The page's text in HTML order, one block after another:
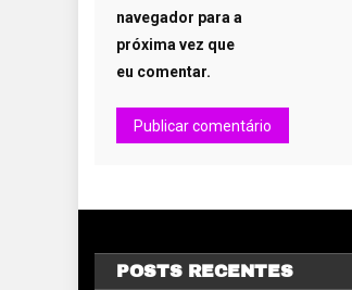
navegador para a
próxima vez que
eu comentar.
POSTS RECENTES